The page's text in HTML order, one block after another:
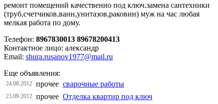
ремонт помещений качественно под ключ.замена сантехники
(труб,счетчиков,ванн,унитазов,раковин) муж на час любая
мелкая работа по дому.
Телефон: 8967830013 89678200413
Контактное лицо: александр
Email: shura.rusanov1977@mail.ru
Еще объявления:
24.08.2012 прочее сварочные работы
23.09.2012 прочее Отделкa квaртир под ключ